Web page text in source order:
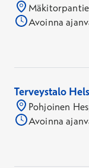
Avoinna
Terveystalo
Pohjoinen
Avoinna